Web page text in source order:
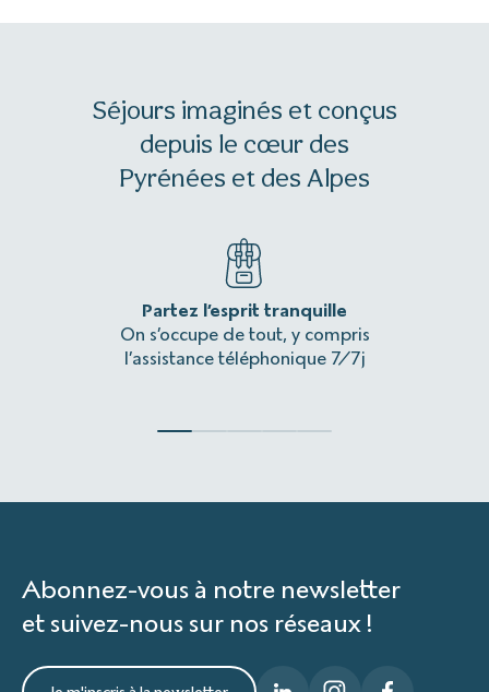
Séjours imaginés et conçus
depuis le cœur des
Pyrénées et des Alpes
Partez l’esprit tranquille
On s’occupe de tout, y compris
l’assistance téléphonique 7/7j
Abonnez-vous à notre newsletter
et suivez-nous sur nos réseaux !